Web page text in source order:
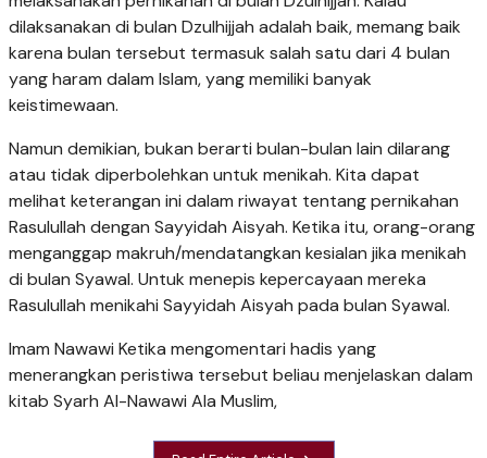
dilaksanakan di bulan Dzulhijjah adalah baik, memang baik
karena bulan tersebut termasuk salah satu dari 4 bulan
yang haram dalam Islam, yang memiliki banyak
keistimewaan.
Namun demikian, bukan berarti bulan-bulan lain dilarang
atau tidak diperbolehkan untuk menikah. Kita dapat
melihat keterangan ini dalam riwayat tentang pernikahan
Rasulullah dengan Sayyidah Aisyah. Ketika itu, orang-orang
menganggap makruh/mendatangkan kesialan jika menikah
di bulan Syawal. Untuk menepis kepercayaan mereka
Rasulullah menikahi Sayyidah Aisyah pada bulan Syawal.
Imam Nawawi Ketika mengomentari hadis yang
menerangkan peristiwa tersebut beliau menjelaskan dalam
kitab Syarh Al-Nawawi Ala Muslim,